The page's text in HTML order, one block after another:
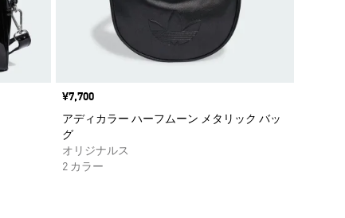
価格
¥7,700
アディカラー ハーフムーン メタリック バッ
グ
オリジナルス
2 カラー